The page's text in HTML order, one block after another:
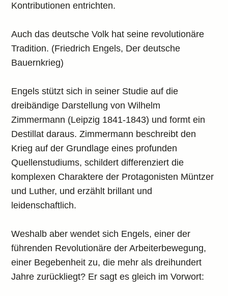
Kontributionen entrichten.
Auch das deutsche Volk hat seine revolutionäre
Tradition. (Friedrich Engels, Der deutsche
Bauernkrieg)
Engels stützt sich in seiner Studie auf die
dreibändige Darstellung von Wilhelm
Zimmermann (Leipzig 1841-1843) und formt ein
Destillat daraus. Zimmermann beschreibt den
Krieg auf der Grundlage eines profunden
Quellenstudiums, schildert differenziert die
komplexen Charaktere der Protagonisten Müntzer
und Luther, und erzählt brillant und
leidenschaftlich.
Weshalb aber wendet sich Engels, einer der
führenden Revolutionäre der Arbeiterbewegung,
einer Begebenheit zu, die mehr als dreihundert
Jahre zurückliegt? Er sagt es gleich im Vorwort: